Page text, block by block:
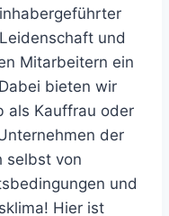
und
Mitarbeitern ein
bieten wir
als Kauffrau oder
der
selbst von
und
Hier ist